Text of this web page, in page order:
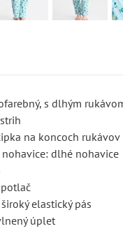
s dlhým
na koncoch rukávov
dlhé nohavice
elastický pás
úplet